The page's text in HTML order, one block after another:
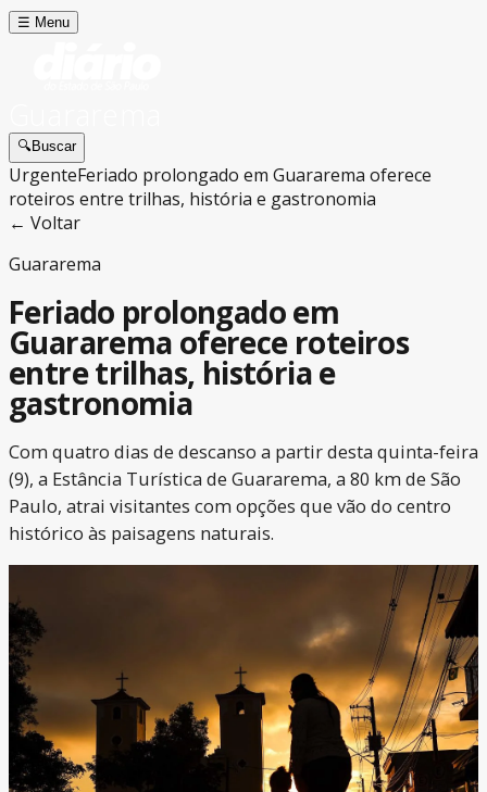
☰ Menu
🔍Buscar
UrgenteFeriado prolongado em Guararema oferece
roteiros entre trilhas, história e gastronomia
← Voltar
Guararema
Feriado prolongado em
Guararema oferece roteiros
entre trilhas, história e
gastronomia
Com quatro dias de descanso a partir desta quinta-feira
(9), a Estância Turística de Guararema, a 80 km de São
Paulo, atrai visitantes com opções que vão do centro
histórico às paisagens naturais.